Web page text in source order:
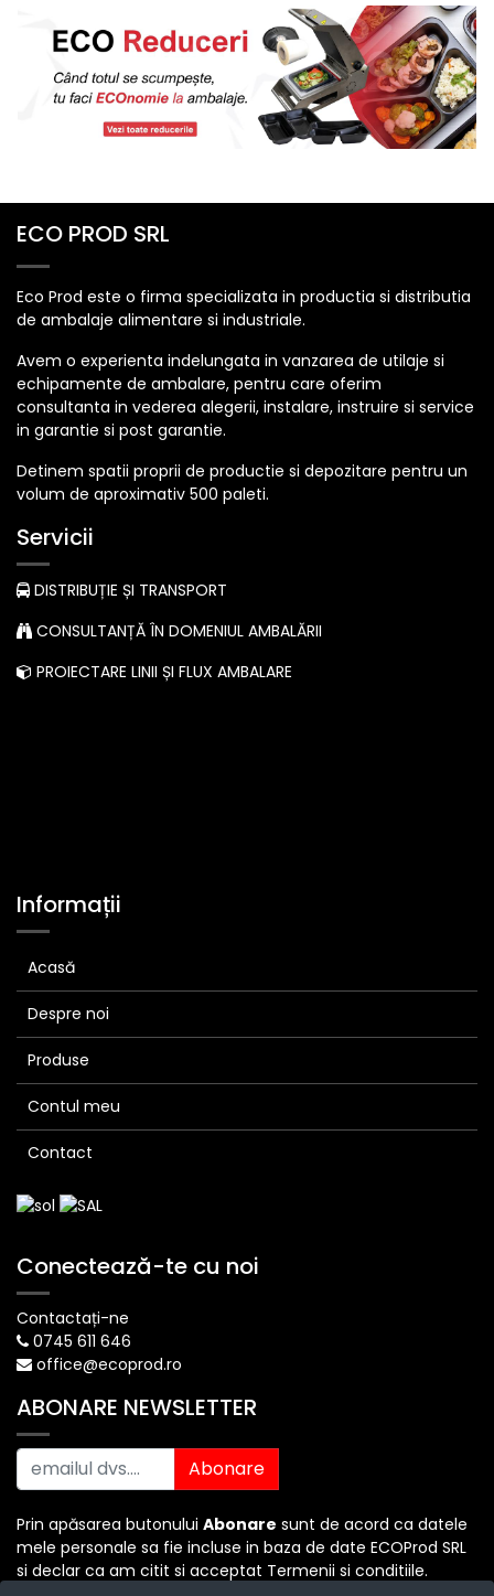
ECO PROD SRL
Eco Prod este o firma specializata in productia si distributia
de ambalaje alimentare si industriale.
Avem o experienta indelungata in vanzarea de utilaje si
echipamente de ambalare, pentru care oferim
consultanta in vederea alegerii, instalare, instruire si service
in garantie si post garantie.
Detinem spatii proprii de productie si depozitare pentru un
volum de aproximativ 500 paleti.
Servicii
DISTRIBUȚIE ȘI TRANSPORT
CONSULTANȚĂ ÎN DOMENIUL AMBALĂRII
PROIECTARE LINII ȘI FLUX AMBALARE
Informații
Acasă
Despre noi
Produse
Contul meu
Contact
Conectează-te cu noi
Contactați-ne
0745 611 646
office@ecoprod.ro
ABONARE NEWSLETTER
Abonare
Prin apăsarea butonului Abonare sunt de acord ca datele
mele personale sa fie incluse in baza de date ECOProd SRL
si declar ca am citit si acceptat Termenii si conditiile.